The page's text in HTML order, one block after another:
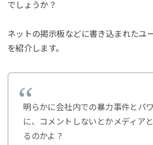
でしょうか？
ネットの掲示板などに書き込まれたユ
を紹介します。
明らかに会社内での暴力事件とパ
に、コメントしないとかメディア
るのかよ？